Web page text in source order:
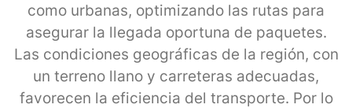
como urbanas, optimizando las rutas para
asegurar la llegada oportuna de paquetes.
Las condiciones geográficas de la región, con
un terreno llano y carreteras adecuadas,
favorecen la eficiencia del transporte. Por lo